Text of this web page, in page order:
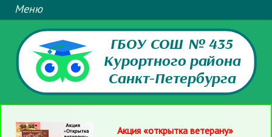
ГБОУ СОШ № 435
Курортного района
Санкт-Петербурга
Акция «открытка ветерану»